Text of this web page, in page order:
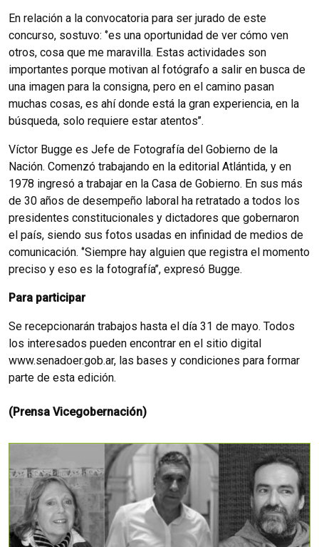
En relación a la convocatoria para ser jurado de este
concurso, sostuvo: ‘’es una oportunidad de ver cómo ven
otros, cosa que me maravilla. Estas actividades son
importantes porque motivan al fotógrafo a salir en busca de
una imagen para la consigna, pero en el camino pasan
muchas cosas, es ahí donde está la gran experiencia, en la
búsqueda, solo requiere estar atentos’’.
Víctor Bugge es Jefe de Fotografía del Gobierno de la
Nación. Comenzó trabajando en la editorial Atlántida, y en
1978 ingresó a trabajar en la Casa de Gobierno. En sus más
de 30 años de desempeño laboral ha retratado a todos los
presidentes constitucionales y dictadores que gobernaron
el país, siendo sus fotos usadas en infinidad de medios de
comunicación. ‘’Siempre hay alguien que registra el momento
preciso y eso es la fotografía’’, expresó Bugge.
Para participar
Se recepcionarán trabajos hasta el día 31 de mayo. Todos
los interesados pueden encontrar en el sitio digital
www.senadoer.gob.ar, las bases y condiciones para formar
parte de esta edición.
(Prensa Vicegobernación)